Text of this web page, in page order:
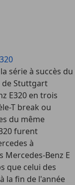
série à succès du
de Stuttgart
E320 en trois
T break ou
du même
furent
à
Mercedes-Benz E
que celui des
la fin de l'année